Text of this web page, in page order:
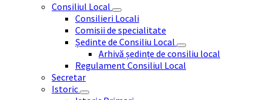
Consiliul Local
Consilieri Locali
Comisii de specialitate
Ședinte de Consiliu Local
Arhivă ședințe de consiliu local
Regulament Consiliul Local
Secretar
Istoric